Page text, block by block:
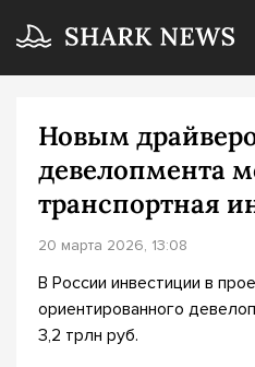
Новым
девелопмента
транспортная
20 марта 2026, 13:08
В России инвестиции в
ориентированного
3,2 трлн руб.